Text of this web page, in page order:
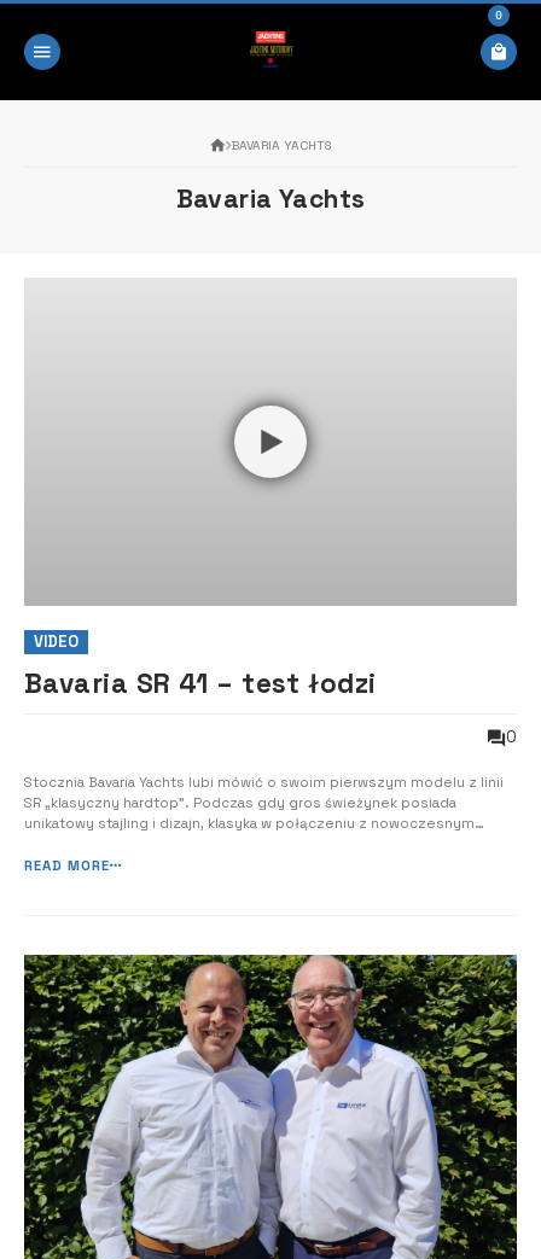
0
BAVARIA YACHTS
Bavaria Yachts
VIDEO
Bavaria SR 41 – test łodzi
0
Stocznia Bavaria Yachts lubi mówić o swoim pierwszym modelu z linii
SR „klasyczny hardtop”. Podczas gdy gros świeżynek posiada
unikatowy stajling i dizajn, klasyka w połączeniu z nowoczesnym
zrealizowania kolejnej odsłony SR – mniejszej siostry – SR36. 41-ka to
READ MORE